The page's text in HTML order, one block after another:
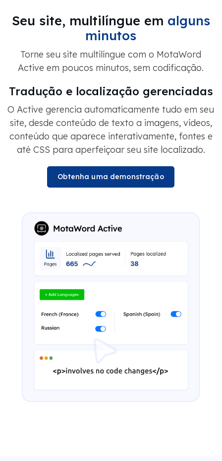
Seu site, multilíngue em alguns
minutos
Torne seu site multilíngue com o MotaWord
Active em poucos minutos, sem codificação.
Tradução e localização gerenciadas
O Active gerencia automaticamente tudo em seu
site, desde conteúdo de texto a imagens, vídeos,
conteúdo que aparece interativamente, fontes e
até CSS para aperfeiçoar seu site localizado.
Obtenha uma demonstração